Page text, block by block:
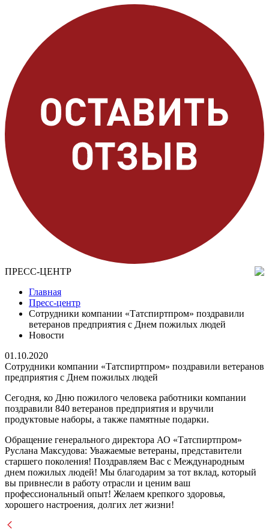
ПРЕСС-ЦЕНТР
Главная
Пресс-центр
Сотрудники компании «Татспиртпром» поздравили
ветеранов предприятия с Днем пожилых людей
Новости
01.10.2020
Сотрудники компании «Татспиртпром» поздравили ветеранов
предприятия с Днем пожилых людей
Сегодня, ко Дню пожилого человека работники компании
поздравили 840 ветеранов предприятия и вручили
продуктовые наборы, а также памятные подарки.
Обращение генерального директора АО «Татспиртпром»
Руслана Максудова: Уважаемые ветераны, представители
старшего поколения! Поздравляем Вас с Международным
днем пожилых людей! Мы благодарим за тот вклад, который
вы привнесли в работу отрасли и ценим ваш
профессиональный опыт! Желаем крепкого здоровья,
хорошего настроения, долгих лет жизни!